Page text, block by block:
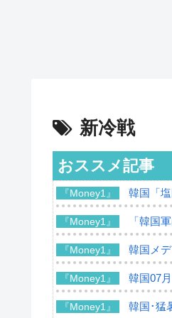
新冷戦
おススメ記事
『Money1』 韓国「
『Money1』 「韓国
『Money1』 韓国メ
『Money1』 韓国07
『Money1』 韓国･猛